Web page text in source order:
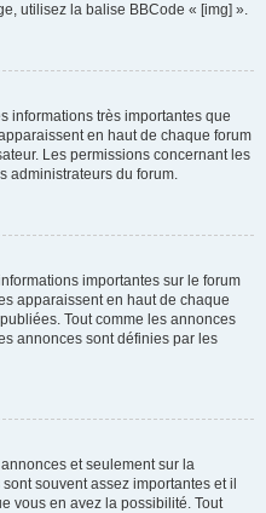
utilisez la balise BBCode « [img] ».
informations très importantes que
en haut de chaque forum
Les permissions concernant les
administrateurs du forum.
importantes sur le forum
apparaissent en haut de chaque
Tout comme les annonces
annonces sont définies par les
et seulement sur la
souvent assez importantes et il
vous en avez la possibilité. Tout